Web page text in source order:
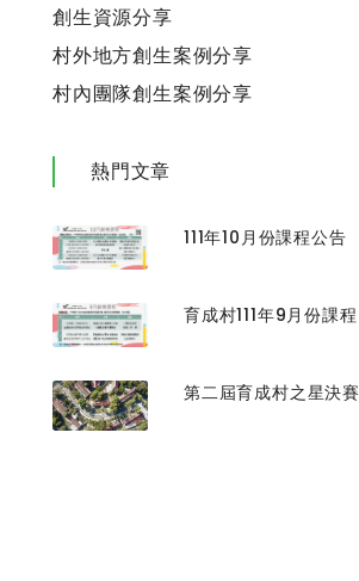
創生資源分享
村外地方創生案例分享
村內團隊創生案例分享
熱門文章
111年10月份課程公告
育成村111年9月份課程
第二屆育成村之星決賽